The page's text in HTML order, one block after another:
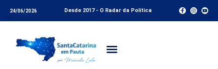
24/06/2026 Desde 2017 - O Radar da Política